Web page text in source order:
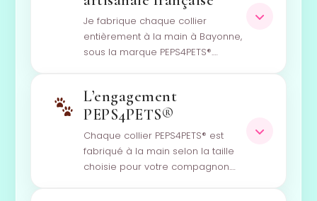
Je fabrique chaque collier
entièrement à la main à Bayonne,
sous la marque PEPS4PETS®.…
L’engagement
PEPS4PETS®
Chaque collier PEPS4PETS® est
fabriqué à la main selon la taille
choisie pour votre compagnon.…